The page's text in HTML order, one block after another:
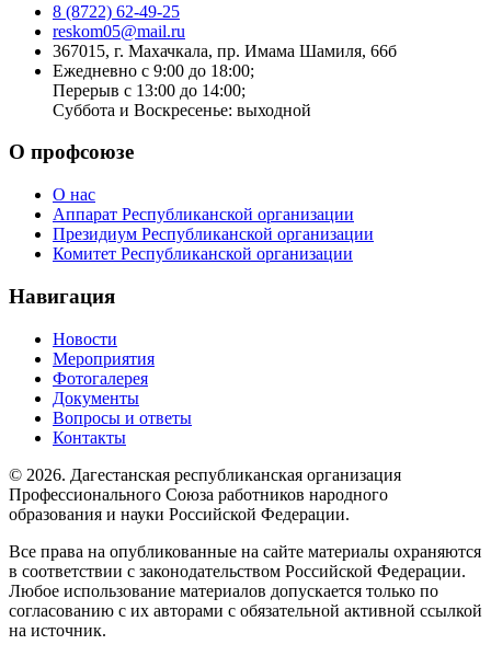
8 (8722) 62-49-25
reskom05@mail.ru
367015, г. Махачкала, пр. Имама Шамиля, 66б
Ежедневно с 9:00 до 18:00;
Перерыв с 13:00 до 14:00;
Суббота и Воскресенье: выходной
О профсоюзе
О нас
Аппарат Республиканской организации
Президиум Республиканской организации
Комитет Республиканской организации
Навигация
Новости
Мероприятия
Фотогалерея
Документы
Вопросы и ответы
Контакты
© 2026. Дагестанская республиканская организация
Профессионального Союза работников народного
образования и науки Российской Федерации.
Все права на опубликованные на сайте материалы охраняются
в соответствии с законодательством Российской Федерации.
Любое использование материалов допускается только по
согласованию с их авторами с обязательной активной ссылкой
на источник.